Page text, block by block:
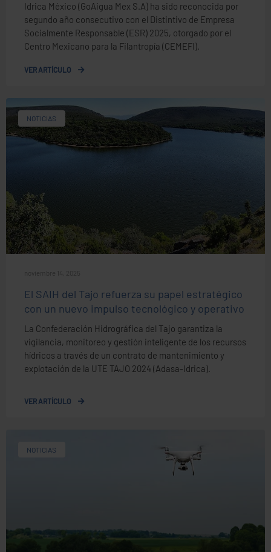
Idrica México (GoAigua Mex S.A) ha sido reconocida por
segundo año consecutivo con el Distintivo de Empresa
Socialmente Responsable (ESR) 2025, otorgado por el
Centro Mexicano para la Filantropía (CEMEFI).
VER ARTÍCULO
NOTICIAS
noviembre 14, 2025
El SAIH del Tajo refuerza su papel estratégico
con un nuevo impulso tecnológico y operativo
La Confederación Hidrográfica del Tajo garantiza la
vigilancia, monitoreo y gestión inteligente de los recursos
hídricos a través de un contrato de mantenimiento y
explotación de la UTE TAJO 2024 (Adasa-Idrica).
VER ARTÍCULO
NOTICIAS